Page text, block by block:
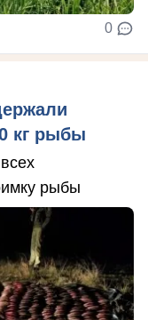
0
кг рыбы
рыбы